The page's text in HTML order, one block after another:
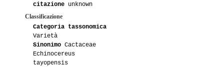
citazione unknown
Classificazione
Categoria tassonomica
Varietà
Sinonimo Cactaceae
Echinocereus
tayopensis